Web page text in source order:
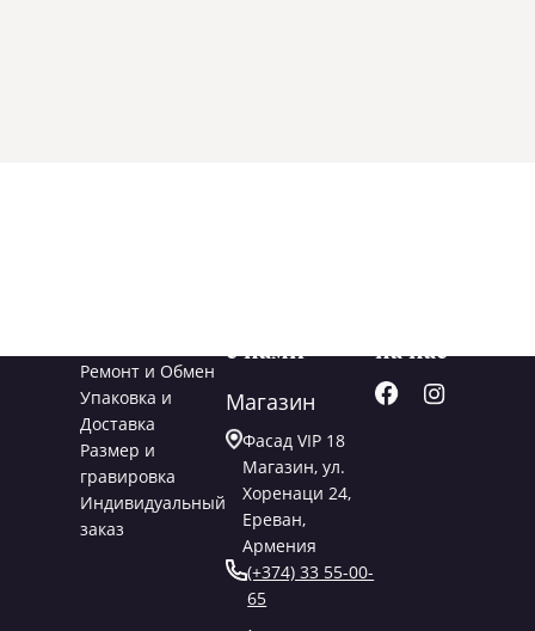
Ремонт и Обмен
Упаковка и
Доставка
Размер и
гравировка
Индивидуальный
заказ
с нами
Магазин
Фасад VIP 18
Магазин, ул.
Хоренаци 24,
Ереван,
Армения
(+374) 33 55-00-
65
на нас